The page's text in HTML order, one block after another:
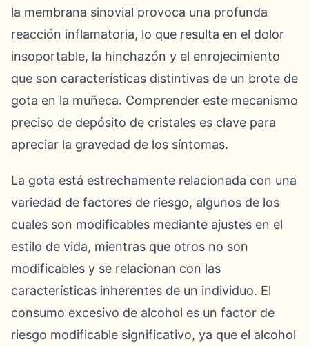
la membrana sinovial provoca una profunda
reacción inflamatoria, lo que resulta en el dolor
insoportable, la hinchazón y el enrojecimiento
que son características distintivas de un brote de
gota en la muñeca. Comprender este mecanismo
preciso de depósito de cristales es clave para
apreciar la gravedad de los síntomas.
La gota está estrechamente relacionada con una
variedad de factores de riesgo, algunos de los
cuales son modificables mediante ajustes en el
estilo de vida, mientras que otros no son
modificables y se relacionan con las
características inherentes de un individuo. El
consumo excesivo de alcohol es un factor de
riesgo modificable significativo, ya que el alcohol